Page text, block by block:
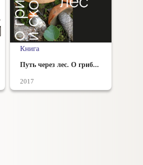
Книга
Путь через лес. О гриб...
2017